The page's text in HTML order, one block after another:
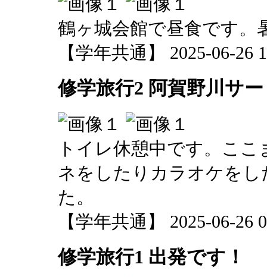
鶴ヶ城会館で昼食です。
【学年共通】 2025-06-26
修学旅行2 阿賀野川サ
トイレ休憩中です。こ
ネをしたりカラオケを
た。
【学年共通】 2025-06-26
修学旅行1 出発です！